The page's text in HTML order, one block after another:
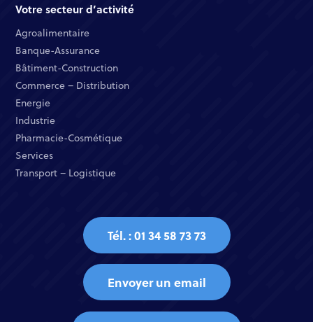
Votre secteur d’activité
Agroalimentaire
Banque-Assurance​
Bâtiment-Construction
Commerce – Distribution​
Energie​
Industrie​
Pharmacie-Cosmétique​
Services​
Transport – Logistique
Tél. : 01 34 58 73 73
Envoyer un email